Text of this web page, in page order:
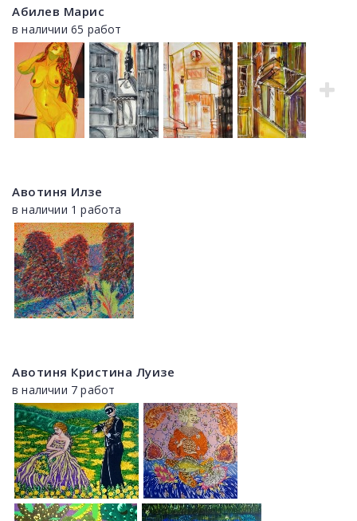
Абилев Марис
в наличии 65 работ
Авотиня Илзе
в наличии 1 работа
Авотиня Кристина Луизе
в наличии 7 работ